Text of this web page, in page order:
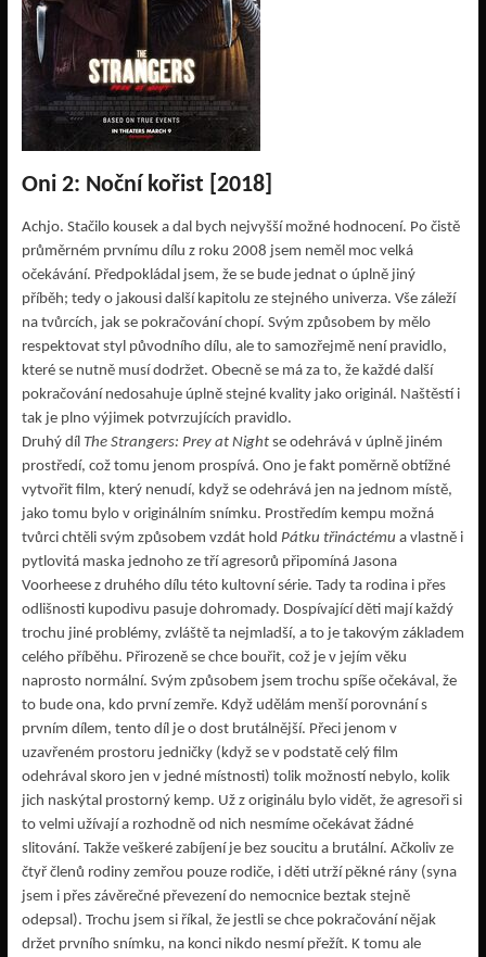
Oni 2: Noční kořist [2018]
Achjo. Stačilo kousek a dal bych nejvyšší možné hodnocení. Po čistě
průměrném prvnímu dílu z roku 2008 jsem neměl moc velká
očekávání. Předpokládal jsem, že se bude jednat o úplně jiný
příběh; tedy o jakousi další kapitolu ze stejného univerza. Vše záleží
na tvůrcích, jak se pokračování chopí. Svým způsobem by mělo
respektovat styl původního dílu, ale to samozřejmě není pravidlo,
které se nutně musí dodržet. Obecně se má za to, že každé další
pokračování nedosahuje úplně stejné kvality jako originál. Naštěstí i
tak je plno výjimek potvrzujících pravidlo.
Druhý díl The Strangers: Prey at Nightse odehrává v úplně jiném
prostředí, což tomu jenom prospívá. Ono je fakt poměrně obtížné
vytvořit film, který nenudí, když se odehrává jen na jednom místě,
jako tomu bylo v originálním snímku. Prostředím kempu možná
tvůrci chtěli svým způsobem vzdát hold Pátku třináctému a vlastně i
pytlovitá maska jednoho ze tří agresorů připomíná Jasona
Voorheese z druhého dílu této kultovní série. Tady ta rodina i přes
odlišnosti kupodivu pasuje dohromady. Dospívající děti mají každý
trochu jiné problémy, zvláště ta nejmladší, a to je takovým základem
celého příběhu. Přirozeně se chce bouřit, což je v jejím věku
naprosto normální. Svým způsobem jsem trochu spíše očekával, že
to bude ona, kdo první zemře. Když udělám menší porovnání s
prvním dílem, tento díl je o dost brutálnější. Přeci jenom v
uzavřeném prostoru jedničky (když se v podstatě celý film
odehrával skoro jen v jedné místnosti) tolik možností nebylo, kolik
jich naskýtal prostorný kemp. Už z originálu bylo vidět, že agresoři si
to velmi užívají a rozhodně od nich nesmíme očekávat žádné
slitování. Takže veškeré zabíjení je bez soucitu a brutální. Ačkoliv ze
čtyř členů rodiny zemřou pouze rodiče, i děti utrží pěkné rány (syna
jsem i přes závěrečné převezení do nemocnice beztak stejně
odepsal). Trochu jsem si říkal, že jestli se chce pokračování nějak
držet prvního snímku, na konci nikdo nesmí přežít. K tomu ale